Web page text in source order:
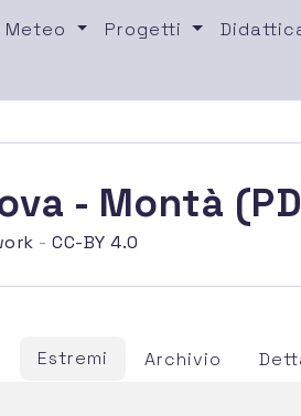
Meteo Progetti
- Montà
-CC-BY 4.0
Estremi Archivio